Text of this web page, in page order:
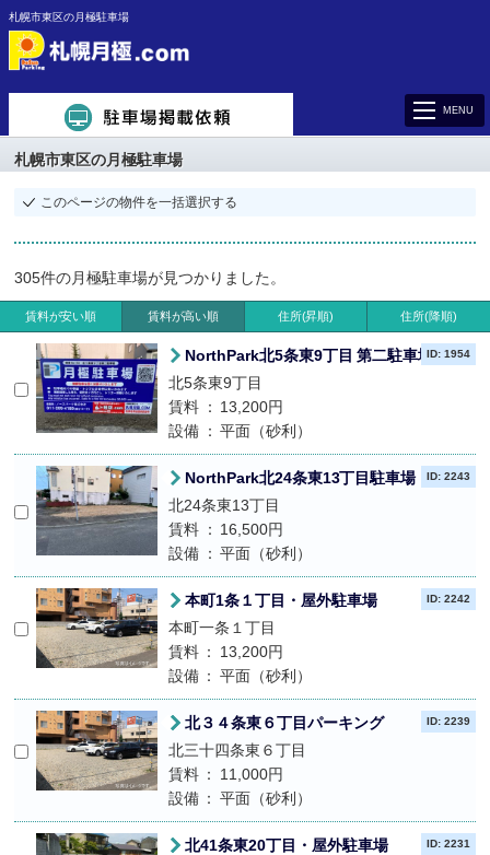
札幌市東区の月極駐車場
MENU
札幌市東区の月極駐車場
このページの物件を一括選択する
305件の月極駐車場が見つかりました。
賃料が安い順 賃料が高い順 住所(昇順) 住所(降順)
NorthPark北5条東9丁目 第二駐車場
北5条東9丁目
賃料
13,200円
設備
平面（砂利）
ID: 1954
NorthPark北24条東13丁目駐車場
北24条東13丁目
賃料
16,500円
設備
平面（砂利）
ID: 2243
本町1条１丁目・屋外駐車場
本町一条１丁目
賃料
13,200円
設備
平面（砂利）
ID: 2242
北３４条東６丁目パーキング
北三十四条東６丁目
賃料
11,000円
設備
平面（砂利）
ID: 2239
北41条東20丁目・屋外駐車場
ID: 2231